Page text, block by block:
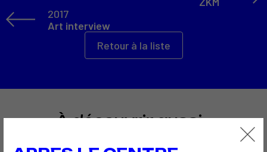
2017
Art interview
Retour à la liste
À découvrir aussi…